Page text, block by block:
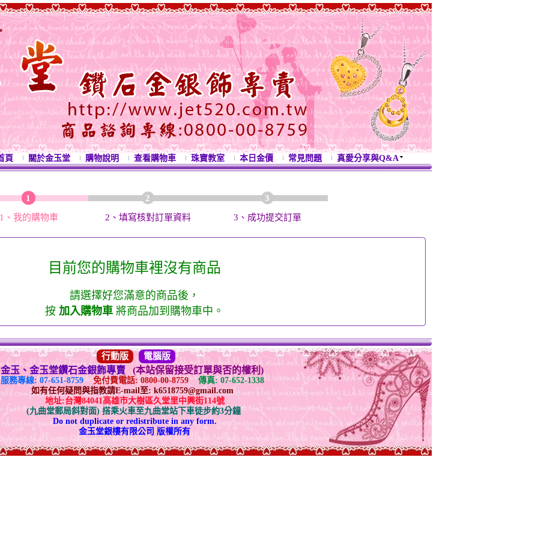
頁 關於金玉堂 購物說明 查看購物車 珠寶教室 本日金價 常見問題 真愛分享與Q&A
1
、我的購物車
2
2、填寫核對訂單資料
3
3、成功提交訂單
目前您的購物車裡沒有商品
請選擇好您滿意的商品後，
按 加入購物車 將商品加到購物車中。
行動版 電腦版
金玉、金玉堂鑽石金銀飾專賣 (本站保留接受訂單與否的權利)
服務專線: 07-651-8759 免付費電話: 0800-00-8759
傳真: 07-652-1338
如有任何疑問與指教請E-mail至: k6518759@gmail.com
地址:台灣84041高雄市大樹區久堂里中興街114號
(九曲堂郵局斜對面) 搭乘火車至九曲堂站下車徒步約3分鐘
Do not duplicate or redistribute in any form.
金玉堂銀樓有限公司 版權所有